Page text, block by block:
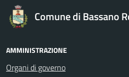
Comune di Bassano
AMMINISTRAZIONE
Organi di governo